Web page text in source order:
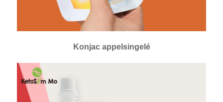
Konjac appelsingelé